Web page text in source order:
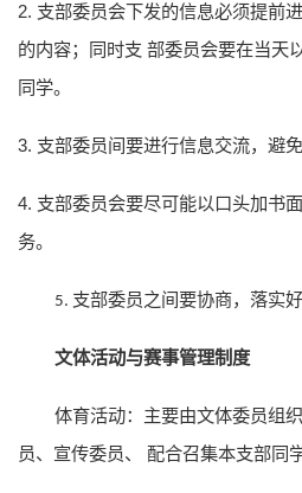
2. 支部委员会下发的信息必须提前
的内容；同时支 部委员会要在当天
同学。
3. 支部委员间要进行信息交流，避
4. 支部委员会要尽可能以口头加书
务。
5. 支部委员之间要协商，落实
文体活动与赛事管理制度
体育活动：主要由文体委员组
员、宣传委员、
配合召集本支部同